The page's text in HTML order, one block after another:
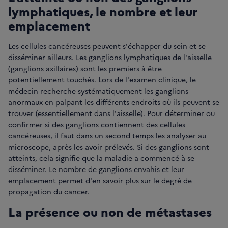
lymphatiques, le nombre et leur
emplacement
Les cellules cancéreuses peuvent s'échapper du sein et se
disséminer ailleurs. Les ganglions lymphatiques de l'aisselle
(ganglions axillaires) sont les premiers à être
potentiellement touchés. Lors de l'examen clinique, le
médecin recherche systématiquement les ganglions
anormaux en palpant les différents endroits où ils peuvent se
trouver (essentiellement dans l'aisselle). Pour déterminer ou
confirmer si des ganglions contiennent des cellules
cancéreuses, il faut dans un second temps les analyser au
microscope, après les avoir prélevés. Si des ganglions sont
atteints, cela signifie que la maladie a commencé à se
disséminer. Le nombre de ganglions envahis et leur
emplacement permet d'en savoir plus sur le degré de
propagation du cancer.
La présence ou non de métastases